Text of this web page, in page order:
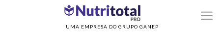
UMA EMPRESA DO GRUPO GANEP
Quais as recomendações nutricionais para quem tem